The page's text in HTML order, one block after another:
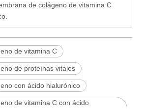
de colágeno de vitamina C
de vitamina C
de proteínas vitales
con ácido hialurónico
de vitamina C con ácido